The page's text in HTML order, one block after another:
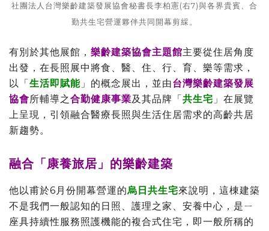
社團法人台灣樂齡建築發展協會秘書長李柏憲(右7)與各界貴賓、合
勤共生宅營運夥伴共同開幕剪綵。
有別於其他展館， 樂齡建築協會主題館主要從住居角度
出發，在長照展中將食、醫、住、行、育、樂等需求，
以「 生活即賦能 」的概念展出，並由台灣樂齡建築發展
協會所輔導之合勤健康事業及其品牌「 共生宅 」在展覽
上呈現，引領融合醫療長照與生活住居需求的高齡共居
新趨勢。
融合「康養旅居」的樂齡建築
他以甫於6月份開幕營運的烏日共生宅來說明，這棟建築
不是我們一般認知的日照、護理之家、安養中心，是ㄧ
座具持續性服務照護機能的複合式住宅，即一般所稱的